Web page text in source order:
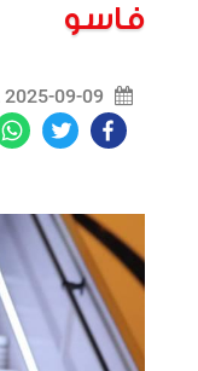
فاسو
2025-09-09 07:30:42
Facebook
Twitter